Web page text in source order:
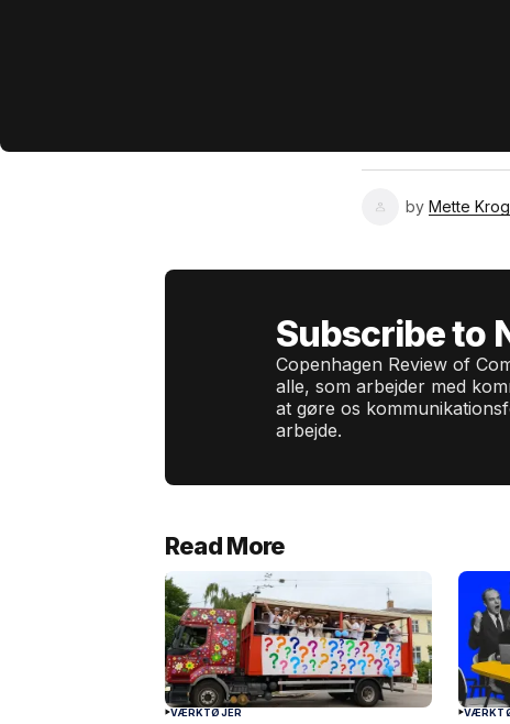
by Mette
Subscribe to
Copenhagen Review of
alle, som arbejder med
at gøre os
arbejde.
Read More
VÆRKTØJER